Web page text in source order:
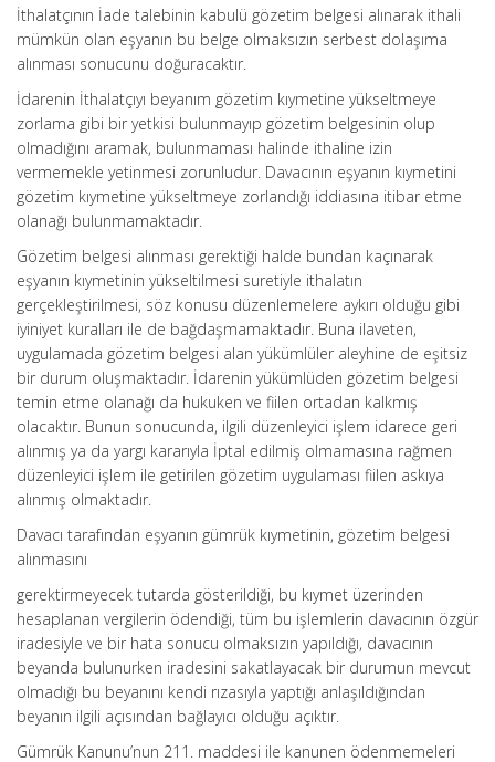
İthalatçının İade talebinin kabulü gözetim belgesi alınarak ithali
mümkün olan eşyanın bu belge olmaksızın serbest dolaşıma
alınması sonucunu doğuracaktır.
İdarenin İthalatçıyı beyanım gözetim kıymetine yükseltmeye
zorlama gibi bir yetkisi bulunmayıp gözetim belgesinin olup
olmadığını aramak, bulunmaması halinde ithaline izin
vermemekle yetinmesi zorunludur. Davacının eşyanın kıymetini
gözetim kıymetine yükseltmeye zorlandığı iddiasına itibar etme
olanağı bulunmamaktadır.
Gözetim belgesi alınması gerektiği halde bundan kaçınarak
eşyanın kıymetinin yükseltilmesi suretiyle ithalatın
gerçekleştirilmesi, söz konusu düzenlemelere aykırı olduğu gibi
iyiniyet kuralları ile de bağdaşmamaktadır. Buna ilaveten,
uygulamada gözetim belgesi alan yükümlüler aleyhine de eşitsiz
bir durum oluşmaktadır. İdarenin yükümlüden gözetim belgesi
temin etme olanağı da hukuken ve fiilen ortadan kalkmış
olacaktır. Bunun sonucunda, ilgili düzenleyici işlem idarece geri
alınmış ya da yargı kararıyla İptal edilmiş olmamasına rağmen
düzenleyici işlem ile getirilen gözetim uygulaması fiilen askıya
alınmış olmaktadır.
Davacı tarafından eşyanın gümrük kıymetinin, gözetim belgesi
alınmasını
gerektirmeyecek tutarda gösterildiği, bu kıymet üzerinden
hesaplanan vergilerin ödendiği, tüm bu işlemlerin davacının özgür
iradesiyle ve bir hata sonucu olmaksızın yapıldığı, davacının
beyanda bulunurken iradesini sakatlayacak bir durumun mevcut
olmadığı bu beyanını kendi rızasıyla yaptığı anlaşıldığından
beyanın ilgili açısından bağlayıcı olduğu açıktır.
Gümrük Kanunu’nun 211. maddesi ile kanunen ödenmemeleri